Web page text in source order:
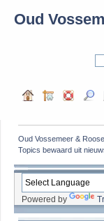
Oud
Oud Vossemeer &
Topics bewaard uit
Powered by